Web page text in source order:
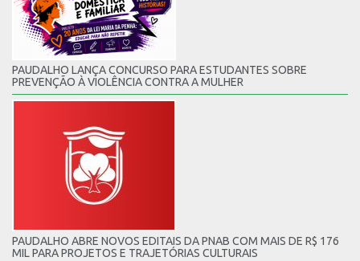
PAUDALHO LANÇA CONCURSO PARA ESTUDANTES SOBRE
PREVENÇÃO À VIOLÊNCIA CONTRA A MULHER
PAUDALHO ABRE NOVOS EDITAIS DA PNAB COM MAIS DE R$ 176
MIL PARA PROJETOS E TRAJETÓRIAS CULTURAIS